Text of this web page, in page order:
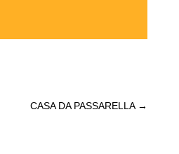
CASA DA PASSARELLA→